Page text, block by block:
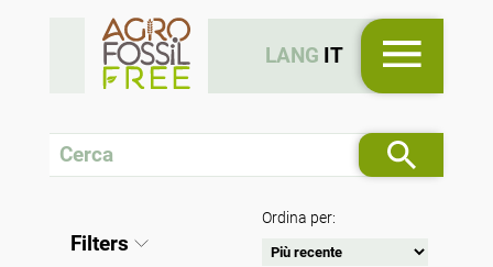
LANG IT
Filters
Ordina per: